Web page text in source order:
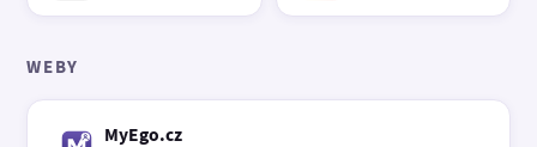
WEBY
MyEgo.cz